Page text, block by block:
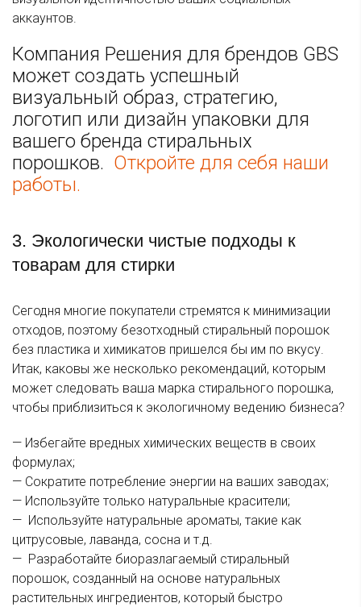
аккаунтов.
Компания Решения для брендов GBS
может создать успешный
визуальный образ, стратегию,
логотип или дизайн упаковки для
вашего бренда стиральных
порошков. Откройте для себя наши
работы.
3. Экологически чистые подходы к
товарам для стирки
Сегодня многие покупатели стремятся к минимизации
отходов, поэтому безотходный стиральный порошок
без пластика и химикатов пришелся бы им по вкусу.
Итак, каковы же несколько рекомендаций, которым
может следовать ваша марка стирального порошка,
чтобы приблизиться к экологичному ведению бизнеса?
— Избегайте вредных химических веществ в своих
формулах;
— Сократите потребление энергии на ваших заводах;
— Используйте только натуральные красители;
— Используйте натуральные ароматы, такие как
цитрусовые, лаванда, сосна и т.д.
— Разработайте биоразлагаемый стиральный
порошок, созданный на основе натуральных
растительных ингредиентов, который быстро